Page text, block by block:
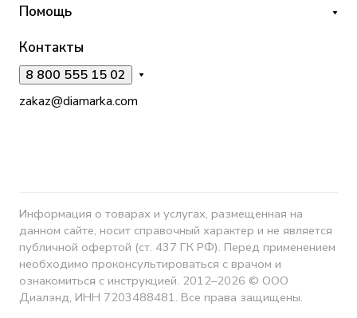
Помощь
Контакты
8 800 555 15 02
zakaz@diamarka.com
Информация о товарах и услугах, размещенная на
данном сайте, носит справочный характер и не является
публичной офертой (ст. 437 ГК РФ). Перед применением
необходимо проконсультироваться с врачом и
ознакомиться с инструкцией. 2012–2026 © ООО
Диалэнд, ИНН 7203488481. Все права защищены.